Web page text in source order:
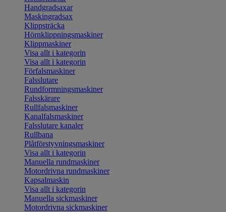
Handgradsaxar
Maskingradsax
Klippsträcka
Hörnklippningsmaskiner
Klippmaskiner
Visa allt i kategorin
Visa allt i kategorin
Förfalsmaskiner
Falsslutare
Rundformningsmaskiner
Falsskärare
Rullfalsmaskiner
Kanalfalsmaskiner
Falsslutare kanaler
Rullbana
Plåtförstyvningsmaskiner
Visa allt i kategorin
Manuella rundmaskiner
Motordrivna rundmaskiner
Kapsalmaskin
Visa allt i kategorin
Manuella sickmaskiner
Motordrivna sickmaskiner